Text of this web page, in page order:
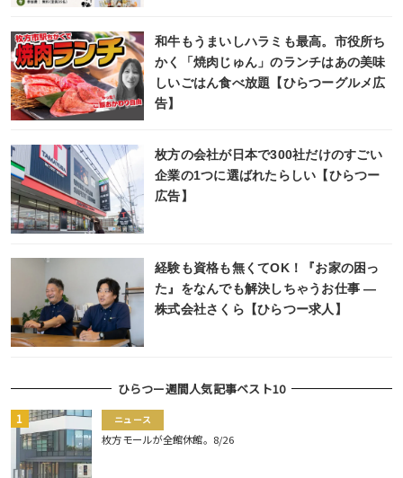
和牛もうまいしハラミも最高。市役所ち
かく「焼肉じゅん」のランチはあの美味
しいごはん食べ放題【ひらつーグルメ広
告】
枚方の会社が日本で300社だけのすごい
企業の1つに選ばれたらしい【ひらつー
広告】
経験も資格も無くてOK！『お家の困っ
た』をなんでも解決しちゃうお仕事 ―
株式会社さくら【ひらつー求人】
ひらつー週間人気記事ベスト10
ニュース
枚方モールが全館休館。8/26